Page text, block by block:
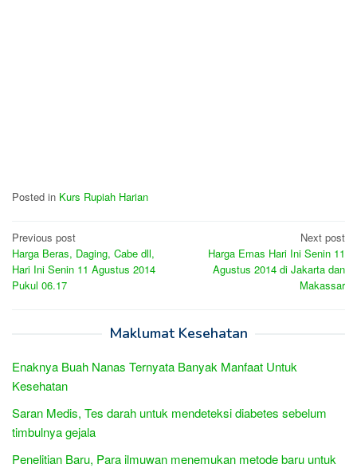
Posted in Kurs Rupiah Harian
Post
navigation
Previous post
Harga Beras, Daging, Cabe dll,
Hari Ini Senin 11 Agustus 2014
Pukul 06.17
Next post
Harga Emas Hari Ini Senin 11
Agustus 2014 di Jakarta dan
Makassar
Maklumat Kesehatan
Enaknya Buah Nanas Ternyata Banyak Manfaat Untuk
Kesehatan
Saran Medis, Tes darah untuk mendeteksi diabetes sebelum
timbulnya gejala
Penelitian Baru, Para ilmuwan menemukan metode baru untuk